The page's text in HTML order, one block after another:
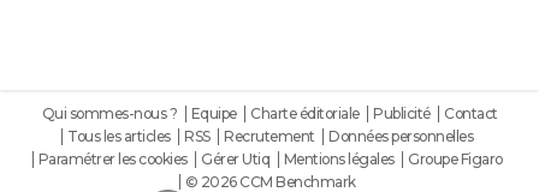
Qui sommes-nous ? Equipe Charte éditoriale Publicité
Contact
Tous les articles
RSS Recrutement
Données personnelles
Paramétrer les cookies
Gérer Utiq Mentions légales
Groupe Figaro
© 2026 CCM Benchmark